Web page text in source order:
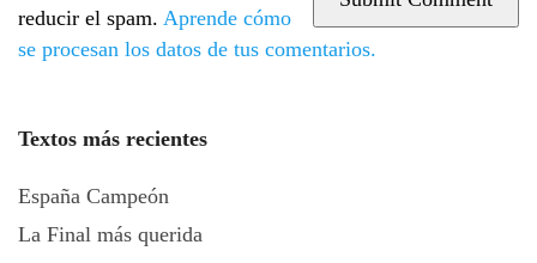
reducir el spam. Aprende cómo
se procesan los datos de tus comentarios.
Textos más recientes
España Campeón
La Final más querida